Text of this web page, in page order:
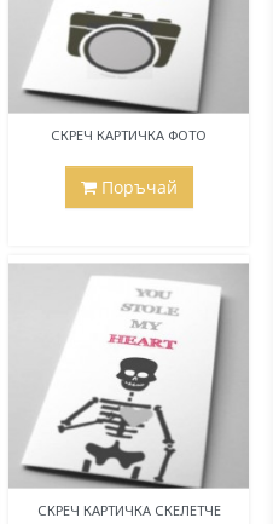
СКРЕЧ КАРТИЧКА ФОТО
Поръчай
СКРЕЧ КАРТИЧКА СКЕЛЕТЧЕ